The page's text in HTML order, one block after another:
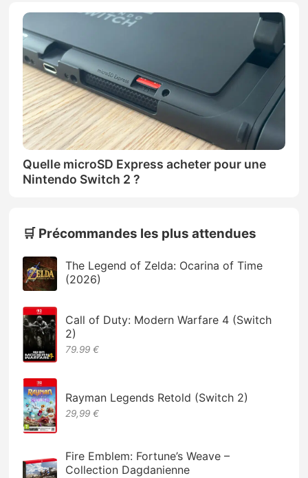
Quelle microSD Express acheter pour une
Nintendo Switch 2 ?
🛒 Précommandes les plus attendues
The Legend of Zelda: Ocarina of Time
(2026)
Call of Duty: Modern Warfare 4 (Switch
2)
79.99 €
Rayman Legends Retold (Switch 2)
29,99 €
Fire Emblem: Fortune’s Weave –
Collection Dagdanienne